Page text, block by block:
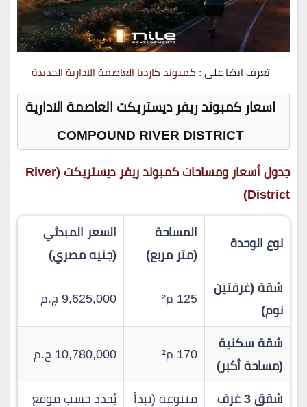
تعرف ايضا علي :كمبوند كارديا العاصمة الادارية الجديدة
اسعار كمبوند ريفر ديستريكت العاصمة الادارية
COMPOUND RIVER DISTRICT
جدول أسعار ومساحات كمبوند ريفر ديستريكت (River
District)
نوع الوحدة
المساحة
(متر مربع)
السعر المبدئي
(جنيه مصري)
شقة (غرفتين
نوم)
125 م²
9,625,000 ج.م
شقة سكنية
(مساحة أكبر)
170 م²
10,780,000 ج.م
شقق 3 غرف
متنوعة (تبدأ يُحدد حسب موقع